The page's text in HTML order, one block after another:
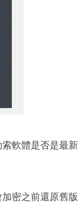
軟體是否是最
密之前還原舊